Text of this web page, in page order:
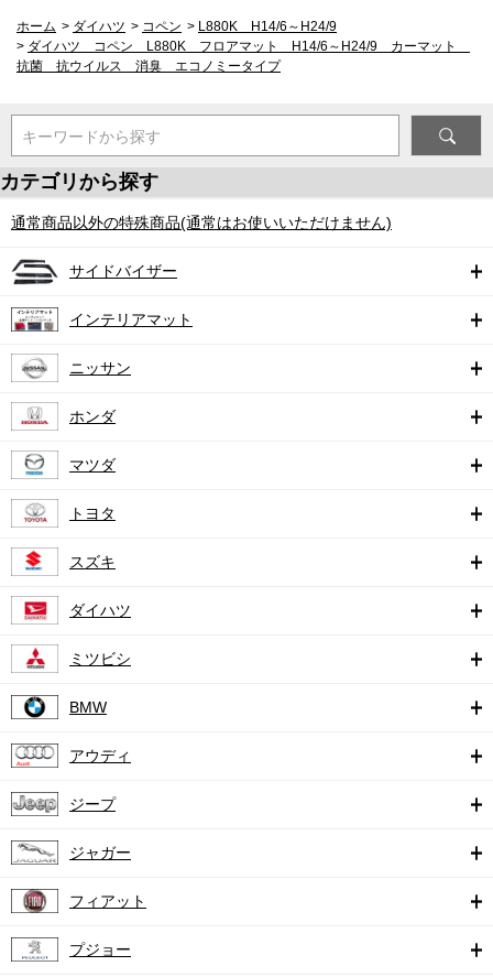
ホーム > ダイハツ > コペン > L880K H14/6～H24/9
> ダイハツ コペン L880K フロアマット H14/6～H24/9 カーマット
抗菌 抗ウイルス 消臭 エコノミータイプ
キーワードから探す
カテゴリから探す
通常商品以外の特殊商品(通常はお使いいただけません)
サイドバイザー
インテリアマット
ニッサン
ホンダ
マツダ
トヨタ
スズキ
ダイハツ
ミツビシ
BMW
アウディ
ジープ
ジャガー
フィアット
プジョー